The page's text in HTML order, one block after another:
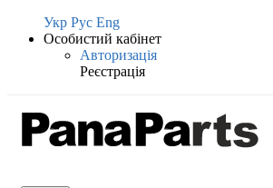
Укр Рус Eng
Особистий кабінет
Авторизація
Реєстрація